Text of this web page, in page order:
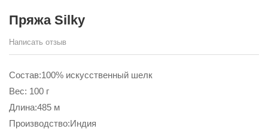
Пряжа Silky
Написать отзыв
Состав:100% искусственный шелк
Вес: 100 г
Длина:485 м
Производство:Индия